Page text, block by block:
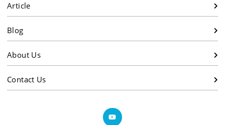
Article
Blog
About Us
Contact Us